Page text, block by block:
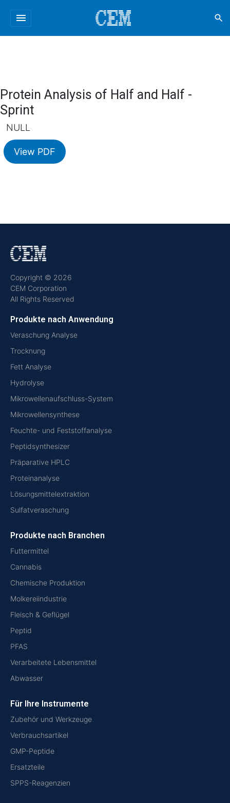
menu search
Protein Analysis of Half and Half -
Sprint
NULL
View PDF
Copyright © 2026
CEM Corporation
All Rights Reserved
Produkte nach Anwendung
Veraschung Analyse
Trocknung
Fett Analyse
Hydrolyse
Mikrowellenaufschluss-System
Mikrowellensynthese
Feuchte- und Feststoffanalyse
Peptidsynthesizer
Präparative HPLC
Proteinanalyse
Lösungsmittelextraktion
Sulfatveraschung
Produkte nach Branchen
Futtermittel
Cannabis
Chemische Produktion
Molkereiindustrie
Fleisch & Geflügel
Peptid
PFAS
Verarbeitete Lebensmittel
Abwasser
Für Ihre Instrumente
Zubehör und Werkzeuge
Verbrauchsartikel
GMP-Peptide
Ersatzteile
SPPS-Reagenzien